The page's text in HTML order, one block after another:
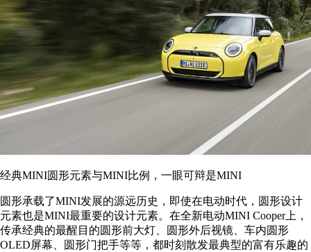
经典MINI圆形元素与MINI比例，一眼可辩是MINI
圆形承载了MINI发展的源远历史，即使在电动时代，圆形设计
元素也是MINI最重要的设计元素。在全新电动MINI Cooper上，
传承经典的最醒目的圆形前大灯、圆形外后视镜、车内圆形
OLED屏幕、圆形门把手等等，都时刻散发最典型的富有乐趣的